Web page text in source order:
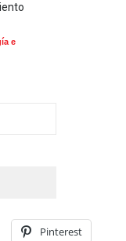
e
Pinterest